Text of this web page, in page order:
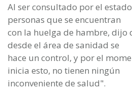
Al ser consultado por el
personas que se encuentran
con la huelga de hambre, dijo
desde el área de sanidad se
hace un control, y por el
inicia esto, no tienen ningún
inconveniente de salud".